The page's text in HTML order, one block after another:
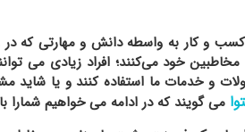
و کار به واسطه دانش و مهارتی که در
خود می‌کنند؛ افراد زیادی می
و خدمات ما استفاده کنند و یا شاید
می گویند که در ادامه می خواهیم شمارا با